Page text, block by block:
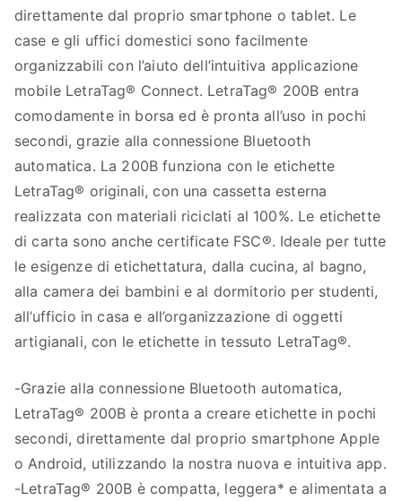
direttamente dal proprio smartphone o tablet. Le
case e gli uffici domestici sono facilmente
organizzabili con l’aiuto dell’intuitiva applicazione
mobile LetraTag® Connect. LetraTag® 200B entra
comodamente in borsa ed è pronta all’uso in pochi
secondi, grazie alla connessione Bluetooth
automatica. La 200B funziona con le etichette
LetraTag® originali, con una cassetta esterna
realizzata con materiali riciclati al 100%. Le etichette
di carta sono anche certificate FSC®. Ideale per tutte
le esigenze di etichettatura, dalla cucina, al bagno,
alla camera dei bambini e al dormitorio per studenti,
all’ufficio in casa e all’organizzazione di oggetti
artigianali, con le etichette in tessuto LetraTag®.
-Grazie alla connessione Bluetooth automatica,
LetraTag® 200B è pronta a creare etichette in pochi
secondi, direttamente dal proprio smartphone Apple
o Android, utilizzando la nostra nuova e intuitiva app.
-LetraTag® 200B è compatta, leggera* e alimentata a